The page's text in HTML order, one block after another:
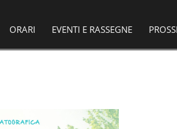
ORARI EVENTI E RASSEGNE